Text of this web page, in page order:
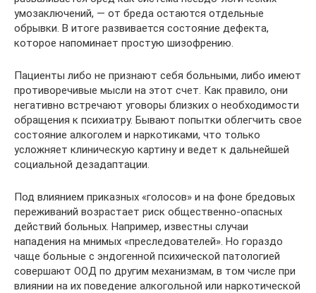
умозаключений, — от бреда остаются отдельные
обрывки. В итоге развивается состояние дефекта,
которое напоминает простую шизофрению.
Пациенты либо не признают себя больными, либо имеют
противоречивые мысли на этот счет. Как правило, они
негативно встречают уговоры близких о необходимости
обращения к психиатру. Бывают попытки облегчить свое
состояние алкоголем и наркотиками, что только
усложняет клиническую картину и ведет к дальнейшей
социальной дезадаптации.
Под влиянием приказных «голосов» и на фоне бредовых
переживаний возрастает риск общественно-опасных
действий больных. Например, известны случаи
нападения на мнимых «преследователей». Но гораздо
чаще больные с эндогенной психической патологией
совершают ООД по другим механизмам, в том числе при
влиянии на их поведение алкогольной или наркотической